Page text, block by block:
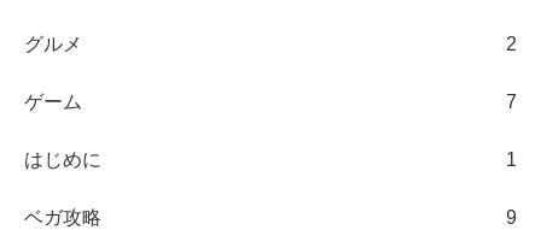
グルメ 2
ゲーム 7
はじめに 1
ベガ攻略 9